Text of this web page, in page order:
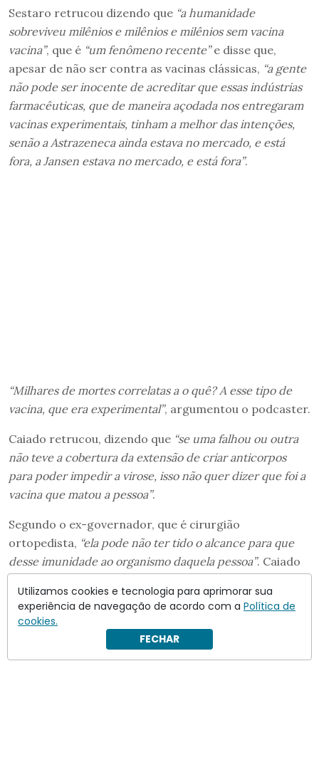
Sestaro retrucou dizendo que “a humanidade
sobreviveu milênios e milênios e milênios sem vacina
vacina”, que é “um fenômeno recente”e disse que,
apesar de não ser contra as vacinas clássicas, “a gente
não pode ser inocente de acreditar que essas indústrias
farmacêuticas, que de maneira açodada nos entregaram
vacinas experimentais, tinham a melhor das intenções,
senão a Astrazeneca ainda estava no mercado, e está
fora, a Jansen estava no mercado, e está fora”.
“Milhares de mortes correlatas a o quê? A esse tipo de
vacina, que era experimental”, argumentou o podcaster.
Caiado retrucou, dizendo que “se uma falhou ou outra
não teve a cobertura da extensão de criar anticorpos
para poder impedir a virose, isso não quer dizer que foi a
vacina que matou a pessoa”.
Segundo o ex-governador, que é cirurgião
ortopedista, “ela pode não ter tido o alcance para que
desse imunidade ao organismo daquela pessoa”. Caiado
mencionou que falou com o então presidente
Bolsonarosobre a vacina na época da pandemia, para
dizer que não entendia por que ele comprou as vacinas
de tecnologia mais nova apesar de não confiar nelas.
Utilizamos cookies e tecnologia para aprimorar sua
experiência de navegação de acordo com a Política de
cookies.
FECHAR